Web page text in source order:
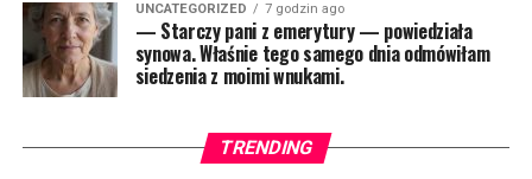
UNCATEGORIZED 7 godzin ago
— Starczy pani z emerytury — powiedziała
synowa. Właśnie tego samego dnia odmówiłam
siedzenia z moimi wnukami.
TRENDING